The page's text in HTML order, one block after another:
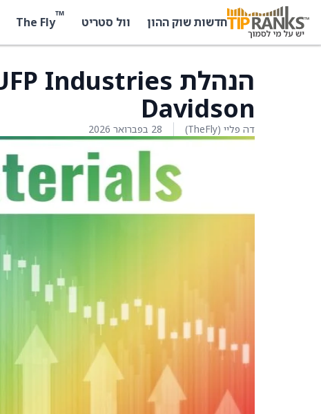
חדשות שוק ההון וול סטריט ™
The Fly
Davidson
דה פליי (TheFly) 28 בפברואר 2026